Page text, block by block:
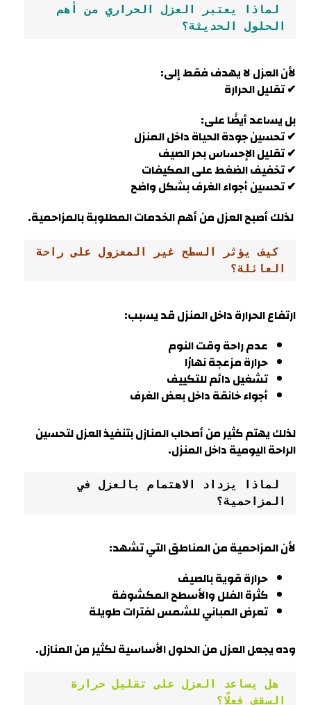
الحلول الحديثة؟
لأن العزل لا يهدف فقط إلى:
✔ تقليل الحرارة
بل يساعد أيضًا على:
✔ تحسين جودة الحياة داخل المنزل
✔ تقليل الإحساس بحر الصيف
✔ تخفيف الضغط على المكيفات
✔ تحسين أجواء الغرف بشكل واضح
لذلك أصبح العزل من أهم الخدمات المطلوبة بالمزاحمية.
العائلة؟
ارتفاع الحرارة داخل المنزل قد يسبب:
عدم راحة وقت النوم
حرارة مزعجة نهارًا
تشغيل دائم للتكييف
أجواء خانقة داخل بعض الغرف
لذلك يهتم كثير من أصحاب المنازل بتنفيذ العزل لتحسين
الراحة اليومية داخل المنزل.
لماذا يزداد الاهتمام بالعزل في
المزاحمية؟
لأنالمزاحميةمن المناطق التي تشهد:
حرارة قوية بالصيف
كثرة الفلل والأسطح المكشوفة
تعرض المباني للشمس لفترات طويلة
وده يجعل العزل من الحلول الأساسية لكثير من المنازل.
السقف فعلًا؟